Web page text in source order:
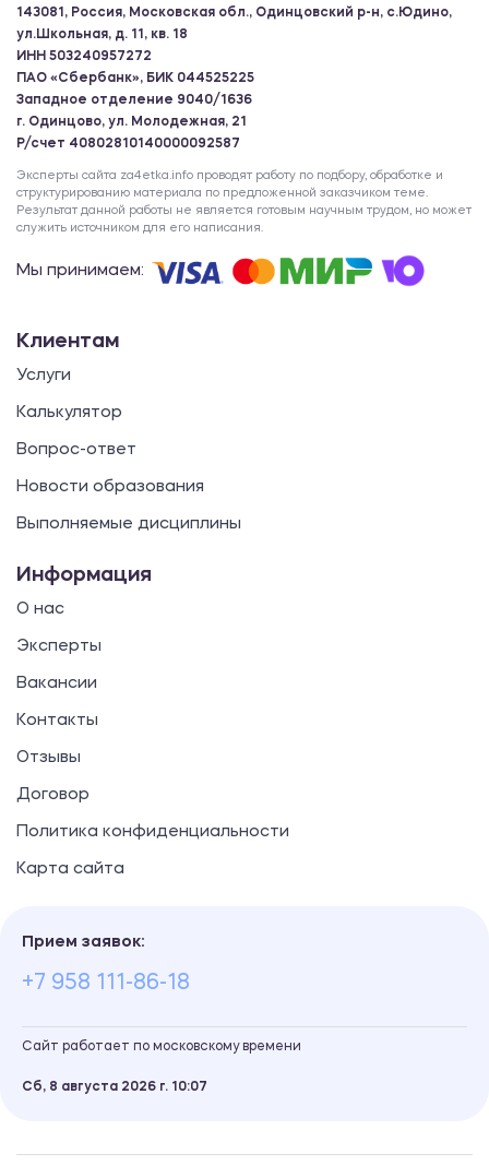
143081, Россия, Московская обл., Одинцовский р-н, с.Юдино,
ул.Школьная, д. 11, кв. 18
ИНН 503240957272
ПАО «Сбербанк», БИК 044525225
Западное отделение 9040/1636
г. Одинцово, ул. Молодежная, 21
Р/счет 40802810140000092587
Эксперты сайта za4etka.info проводят работу по подбору, обработке и
структурированию материала по предложенной заказчиком теме.
Результат данной работы не является готовым научным трудом, но может
служить источником для его написания.
Мы принимаем:
Клиентам
Услуги
Калькулятор
Вопрос-ответ
Новости образования
Выполняемые дисциплины
Информация
О нас
Эксперты
Вакансии
Контакты
Отзывы
Договор
Политика конфиденциальности
Карта сайта
Прием заявок:
+7 958 111-86-18
Сайт работает по московскому времени
Сб, 8 августа 2026 г. 10 07